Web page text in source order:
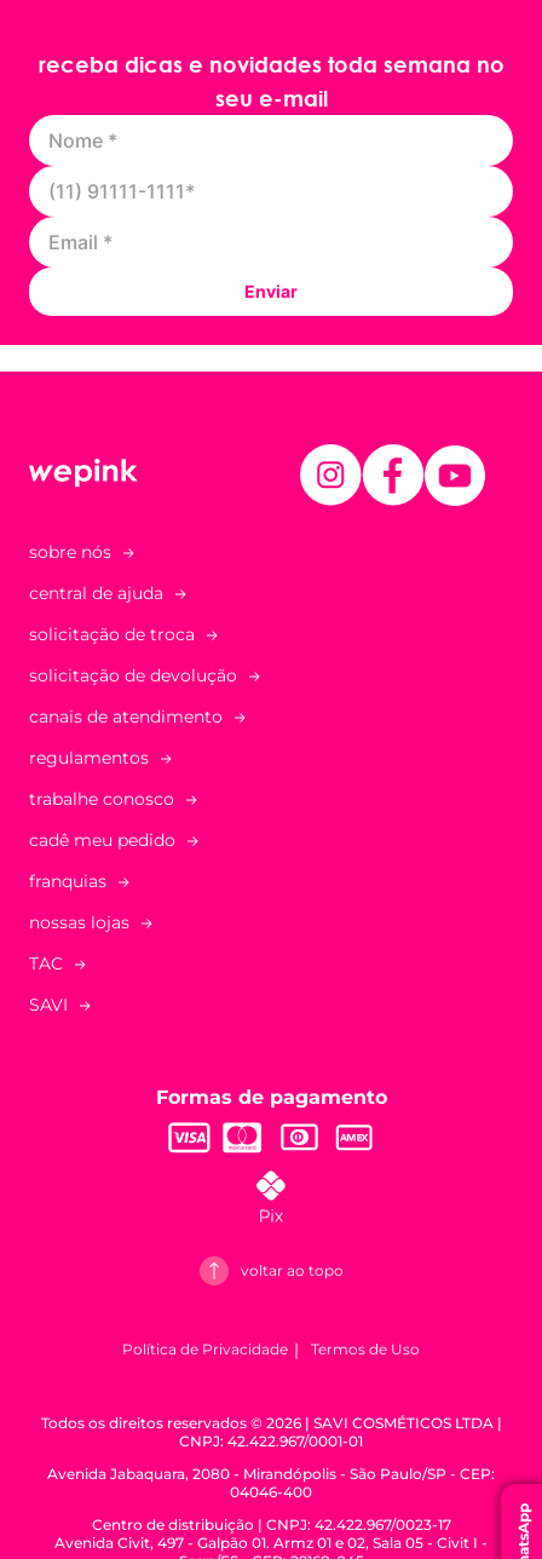
receba dicas e novidades toda semana no
seu e-mail
Enviar
sobre nós
central de ajuda
solicitação de troca
solicitação de devolução
canais de atendimento
regulamentos
trabalhe conosco
cadê meu pedido
franquias
nossas lojas
TAC
SAVI
Formas de pagamento
voltar ao topo
Política de Privacidade Termos de Uso
Todos os direitos reservados © 2026 | SAVI COSMÉTICOS LTDA |
CNPJ: 42.422.967/0001-01
Avenida Jabaquara, 2080 - Mirandópolis - São Paulo/SP - CEP:
04046-400
Centro de distribuição | CNPJ: 42.422.967/0023-17
Avenida Civit, 497 - Galpão 01. Armz 01 e 02, Sala 05 - Civit I -
WhatsApp